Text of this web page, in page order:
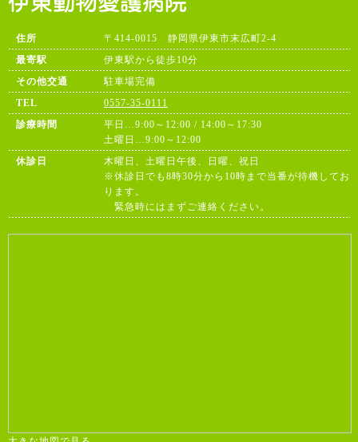
住所
〒414-0015 静岡県伊東市末広町2-4
最寄駅
伊東駅から徒歩10分
その他交通
駐車場完備
TEL
0557-35-0111
診療時間
平日…9:00～12:00 / 14:00～17:30
土曜日…9:00～12:00
休診日
木曜日、土曜日午後、日曜、祝日
※休診日でも8時30分から10時まで当番が待機してお
ります。
緊急時にはまずご連絡ください。